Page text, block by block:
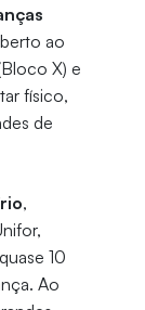
ao
X) e
físico,
de
,
10
Ao